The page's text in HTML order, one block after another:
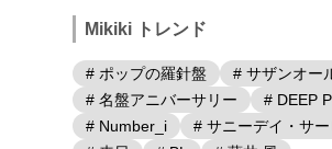
Mikiki トレンド
# ポップの羅針盤
# サザンオー
# 名盤アニバーサリー
# DEEP
# Number_i
# サニーデイ・サー